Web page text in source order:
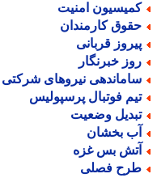
امنیت
کارمندان
قربانی
خبرنگار
نیروهای شرکتی
فوتبال پرسپولیس
وضعیت
بخشان
بس غزه
فصلی